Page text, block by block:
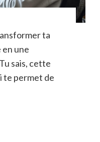
ta
en une
sais, cette
te permet de